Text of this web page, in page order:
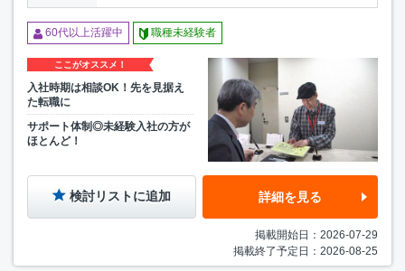
60代以上活躍中 職種未経験者
ここがオススメ！
入社時期は相談OK！先を見据え
た転職に
サポート体制◎未経験入社の方が
ほとんど！
検討リストに追加 詳細を見る
掲載開始日：2026-07-29
掲載終了予定日：2026-08-25